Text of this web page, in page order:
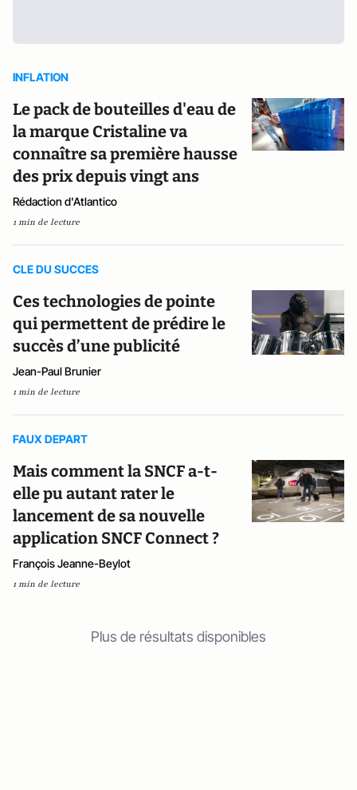
INFLATION
Le pack de bouteilles d'eau de
la marque Cristaline va
connaître sa première hausse
des prix depuis vingt ans
Rédaction d'Atlantico
1 min de lecture
CLE DU SUCCES
Ces technologies de pointe
qui permettent de prédire le
succès d’une publicité
Jean-Paul Brunier
1 min de lecture
FAUX DEPART
Mais comment la SNCF a-t-
elle pu autant rater le
lancement de sa nouvelle
application SNCF Connect ?
François Jeanne-Beylot
1 min de lecture
Plus de résultats disponibles